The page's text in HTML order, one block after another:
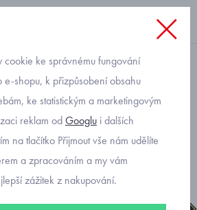
tex 6894611
zimní boty
cookie ke správnému fungování
shopu, k přizpůsobení obsahu
ke statistickým a marketingovým
reklam odGooglu i dalších
na tlačítko Přijmout vše nám udělíte
a zpracováním a my vám
zážitek z nakupování.